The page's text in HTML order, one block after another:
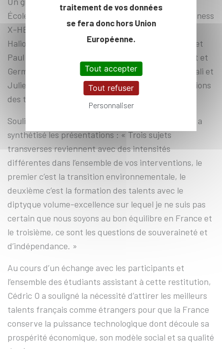
Écoles - Inès Benito (MSc&T Data Science for Business
X-HEC), Thomas François-Poncet (X19), Naomie
Halioua (MSc&T Artificial Intelligence, X-IP Paris) et
Paul Contamin (ENSAE Paris-IP Paris) ; Gaël Blivet et
Germain L'Hostis (ESPCI – PSL) ; Julien Cohen-Scali et
Julien Loctaux (EPITA) – ont présenté les conclusions
des travaux au secrétaire d’Etat.
Soulignant la richesse des contributions, Cédric O a
synthétisé les présentations : « Trois sujets
transverses reviennent avec des intensités
différentes dans l’ensemble de vos interventions, le
premier c’est la transition environnementale, le
deuxième c’est la formation des talents avec le
diptyque volume-excellence sur lequel je ne suis pas
certain que nous soyons au bon équilibre en France et
le troisième, ce sont les questions de souveraineté et
d’indépendance. »
Au cours d’un échange avec les participants et
l’ensemble des étudiants assistant à cette restitution,
Cédric O a souligné la nécessité d’attirer les meilleurs
talents français comme étrangers pour que la France
conserve la puissance technologique dont découle sa
prospérité économique, son modèle social et sa qualité
traitement de vos données
se fera donc hors Union
Européenne.
Tout accepter
Tout refuser
Personnaliser